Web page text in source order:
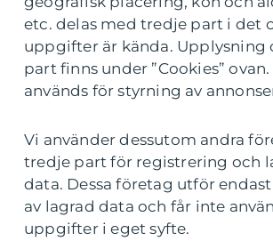
etc. delas med tredje part i det
uppgifter är kända. Upplysning
part finns under ”Cookies”
används för styrning av
Vi använder dessutom andra
tredje part för registrering och
data. Dessa företag utför
av lagrad data och får inte
uppgifter i eget syfte.